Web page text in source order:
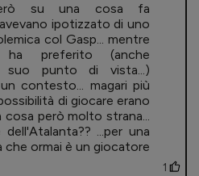
però su una cosa fa
ipotizzato di uno
col Gasp... mentre
ha preferito (anche
suo punto di vista...)
contesto... magari più
di giocare erano
però molto strana...
...per una
ormai è un giocatore
1